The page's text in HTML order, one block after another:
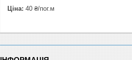
Ціна: 40 ₴/пог.м